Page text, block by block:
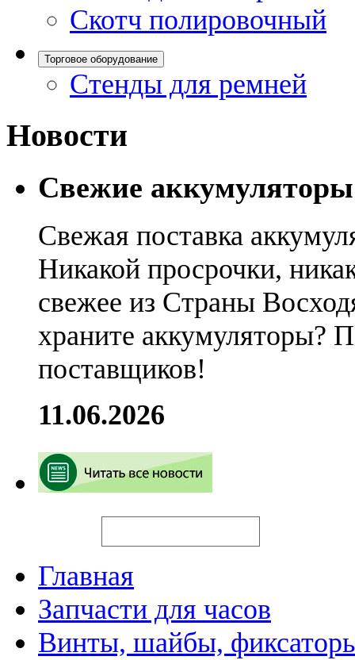
Скотч полировочный
Торговое оборудование
Стенды для ремней
Новости
Свежие
Свежая поставка
Никакой просрочки,
свежее из Страны
храните аккумуляторы?
поставщиков!
11.06.2026
Главная
Запчасти для часов
Винты, шайбы,